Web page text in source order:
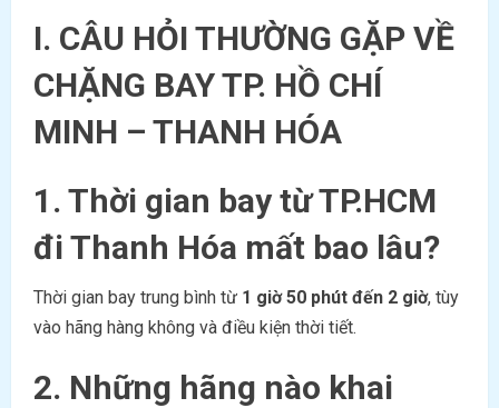
I. CÂU HỎI THƯỜNG GẶP VỀ
CHẶNG BAY TP. HỒ CHÍ
MINH – THANH HÓA
1. Thời gian bay từ TP.HCM
đi Thanh Hóa mất bao lâu?
Thời gian bay trung bình từ 1 giờ 50 phút đến 2 giờ, tùy
vào hãng hàng không và điều kiện thời tiết.
2. Những hãng nào khai